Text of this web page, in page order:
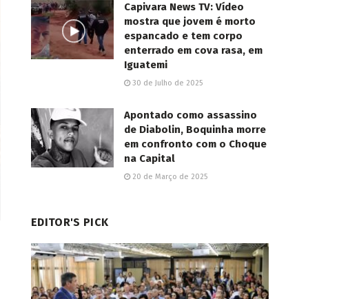
Capivara News TV: Vídeo
mostra que jovem é morto
espancado e tem corpo
enterrado em cova rasa, em
Iguatemi
30 de Julho de 2025
Apontado como assassino
de Diabolin, Boquinha morre
em confronto com o Choque
na Capital
20 de Março de 2025
EDITOR'S PICK